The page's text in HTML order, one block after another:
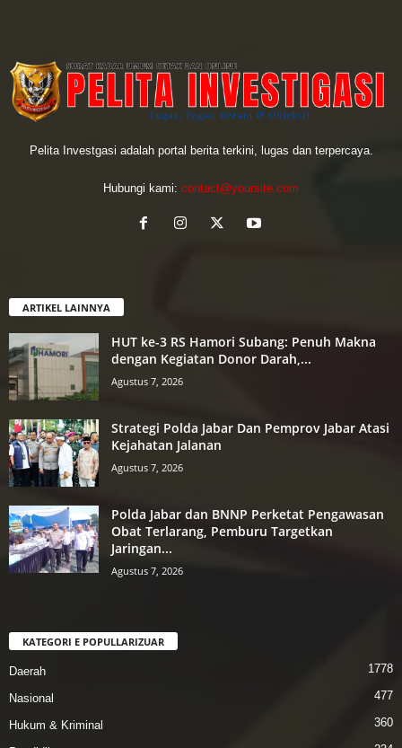
Pelita Investgasi adalah portal berita terkini, lugas dan terpercaya.
Hubungi kami: contact@yoursite.com
ARTIKEL LAINNYA
HUT ke-3 RS Hamori Subang: Penuh Makna
dengan Kegiatan Donor Darah,...
Agustus 7, 2026
Strategi Polda Jabar Dan Pemprov Jabar Atasi
Kejahatan Jalanan
Agustus 7, 2026
Polda Jabar dan BNNP Perketat Pengawasan
Obat Terlarang, Pemburu Targetkan
Jaringan...
Agustus 7, 2026
KATEGORI E POPULLARIZUAR
Daerah 1778
Nasional 477
Hukum & Kriminal 360